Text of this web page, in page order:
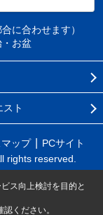
に合わせます）
お盆
ト
ップ
PCサイト
rights reserved.
ス向上検討を目的と
認ください。